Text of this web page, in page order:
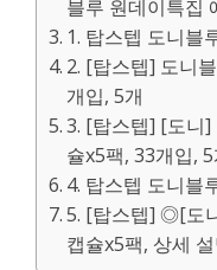
블루 원데이특집
1. 탑스텝 도니블
2. [탑스텝] 도니
개입, 5개
3. [탑스텝] [도니]
슐x5팩, 33개입, 5
4. 탑스텝 도니블
5. [탑스텝] ◎[도
캡슐x5팩, 상세